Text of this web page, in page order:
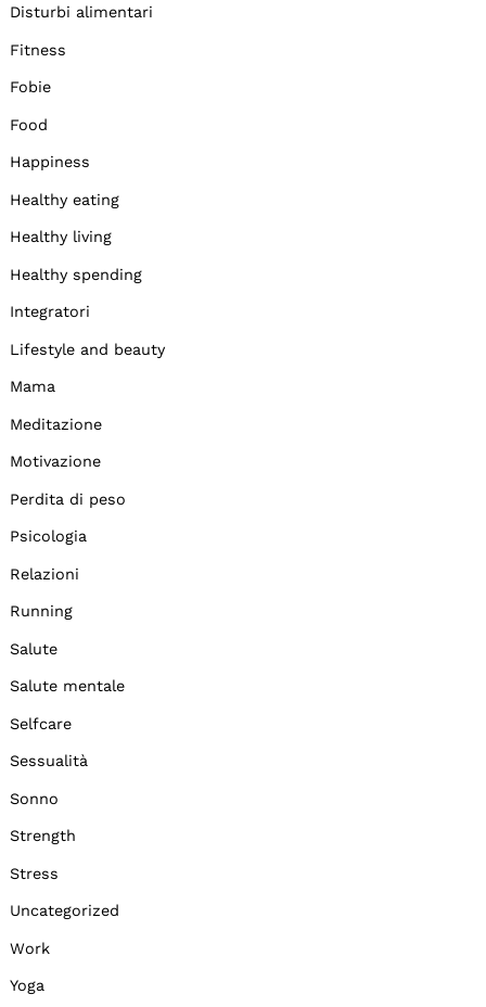
Disturbi alimentari
Fitness
Fobie
Food
Happiness
Healthy eating
Healthy living
Healthy spending
Integratori
Lifestyle and beauty
Mama
Meditazione
Motivazione
Perdita di peso
Psicologia
Relazioni
Running
Salute
Salute mentale
Selfcare
Sessualità
Sonno
Strength
Stress
Uncategorized
Work
Yoga